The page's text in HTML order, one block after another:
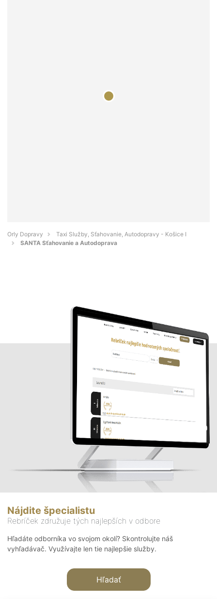
Orly Dopravy
Taxi Služby, Sťahovanie, Autodopravy - Košice I
SANTA Sťahovanie a Autodoprava
Nájdite špecialistu
Rebríček združuje tých najlepších v odbore
Hľadáte odborníka vo svojom okolí? Skontrolujte náš
vyhľadávač. Využívajte len tie najlepšie služby.
Hľadať